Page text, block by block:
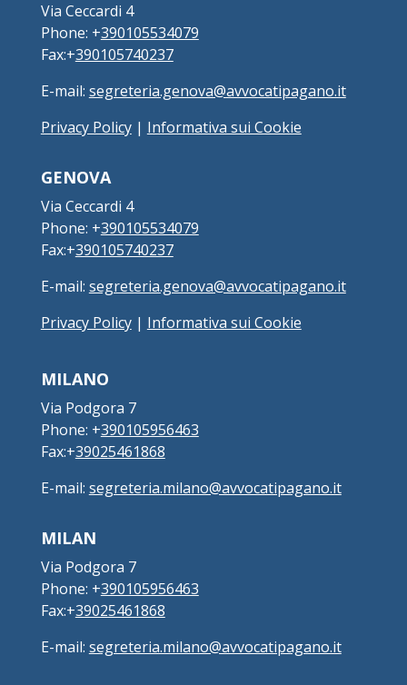
Via Ceccardi 4
Phone: +390105534079
Fax:+390105740237
E-mail: segreteria.genova@avvocatipagano.it
Privacy Policy| Informativa sui Cookie
GENOVA
Via Ceccardi 4
Phone: +390105534079
Fax:+390105740237
E-mail: segreteria.genova@avvocatipagano.it
Privacy Policy| Informativa sui Cookie
MILANO
Via Podgora 7
Phone: +390105956463
Fax:+39025461868
E-mail: segreteria.milano@avvocatipagano.it
MILAN
Via Podgora 7
Phone: +390105956463
Fax:+39025461868
E-mail: segreteria.milano@avvocatipagano.it